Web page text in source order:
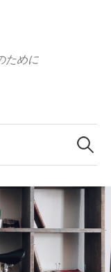
ために
検
索: